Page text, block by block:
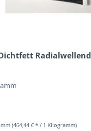
(464,44 € * / 1 Kilogramm)